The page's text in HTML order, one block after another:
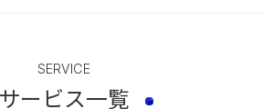
SERVICE
サービス一覧